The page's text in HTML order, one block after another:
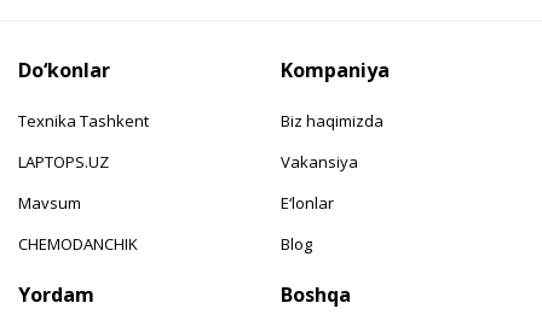
Do‘konlar
Texnika Tashkent
LAPTOPS.UZ
Mavsum
CHEMODANCHIK
Kompaniya
Biz haqimizda
Vakansiya
E‘lonlar
Blog
Yordam Boshqa